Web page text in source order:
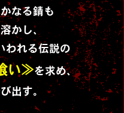
なる錆も
かし、
われる伝説の
い≫を求め、
出す。